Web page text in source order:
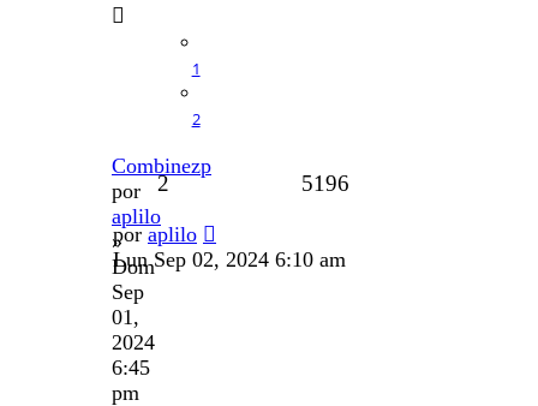
1
2
Combinezp
por
aplilo
»
Dom
Sep
01,
2024
6:45
pm
2 5196
poraplilo
Lun Sep 02, 2024 6:10 am